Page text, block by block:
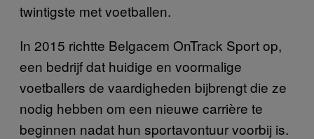
twintigste met voetballen.
In 2015 richtte Belgacem OnTrack Sport op,
een bedrijf dat huidige en voormalige
voetballers de vaardigheden bijbrengt die ze
nodig hebben om een nieuwe carrière te
beginnen nadat hun sportavontuur voorbij is.